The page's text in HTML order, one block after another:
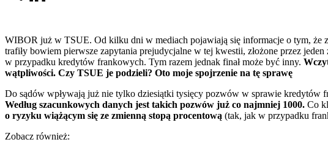
WIBOR już w TSUE. Od kilku dni w mediach pojawiają się informacje o tym,
trafiły bowiem pierwsze zapytania prejudycjalne w tej kwestii, złożone przez
w przypadku kredytów frankowych. Tym razem jednak finał może być inny.
wątpliwości. Czy TSUE je podzieli? Oto moje spojrzenie na tę sprawę
Do sądów wpływają już nie tylko dziesiątki tysięcy pozwów w sprawie kredytów
Według szacunkowych danych jest takich pozwów już co najmniej 1000. Co
o ryzyku wiążącym się ze zmienną stopą procentową (tak, jak w przypadku
Zobacz również: